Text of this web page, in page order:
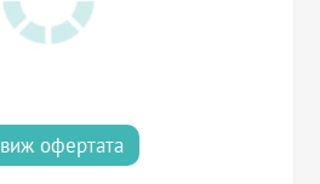
виж офертата